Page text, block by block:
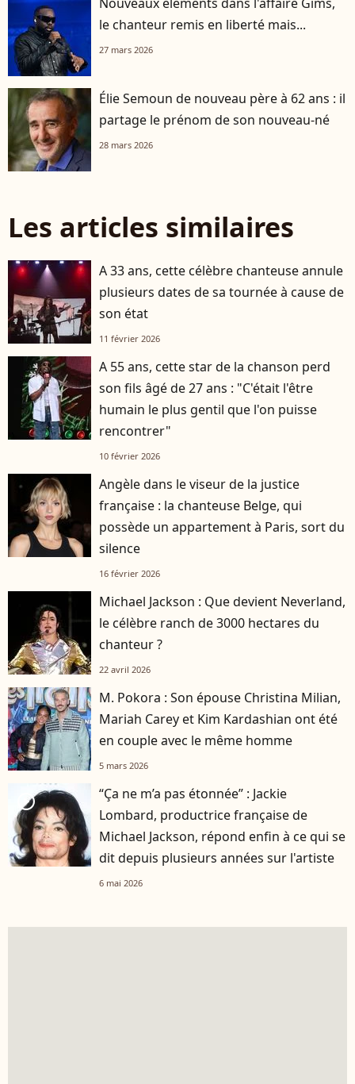
le chanteur remis en liberté mais...
27 mars 2026
Élie Semoun de nouveau père à 62 ans : il
partage le prénom de son nouveau-né
28 mars 2026
Les articles similaires
A 33 ans, cette célèbre chanteuse annule
plusieurs dates de sa tournée à cause de
son état
11 février 2026
A 55 ans, cette star de la chanson perd
son fils âgé de 27 ans : "C'était l'être
humain le plus gentil que l'on puisse
rencontrer"
10 février 2026
Angèle dans le viseur de la justice
française : la chanteuse Belge, qui
possède un appartement à Paris, sort du
silence
16 février 2026
Michael Jackson : Que devient Neverland,
le célèbre ranch de 3000 hectares du
chanteur ?
22 avril 2026
M. Pokora : Son épouse Christina Milian,
Mariah Carey et Kim Kardashian ont été
en couple avec le même homme
5 mars 2026
player2
“Ça ne m’a pas étonnée” : Jackie
Lombard, productrice française de
Michael Jackson, répond enfin à ce qui se
dit depuis plusieurs années sur l'artiste
6 mai 2026